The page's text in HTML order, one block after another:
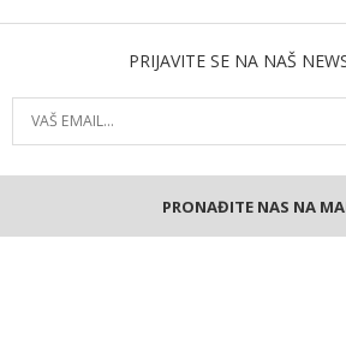
PRIJAVITE SE NA NAŠ
PRONAĐITE NAS NA